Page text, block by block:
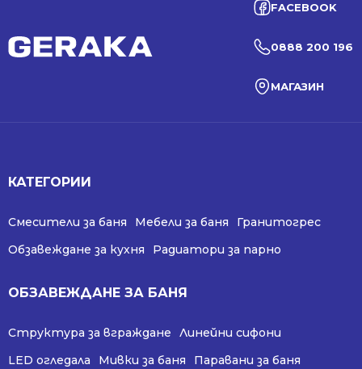
FACEBOOK
0888 200 196
МАГАЗИН
КАТЕГОРИИ
Смесители за баня Мебели за баня
Гранитогрес
Обзавеждане за кухня
Радиатори за парно
ОБЗАВЕЖДАНЕ ЗА БАНЯ
Структура за вграждане
Линейни сифони
LED огледала
Мивки за баня Паравани за баня